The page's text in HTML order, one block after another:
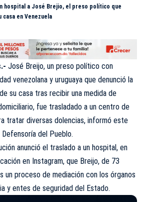
hospital a José Brejio, el preso político que
casa en Venezuela
José Breijo, un preso político con
venezolana y uruguaya que denunció la
de su casa tras recibir una medida de
fue trasladado a un centro de
tratar diversas dolencias, informó este
Defensoría del Pueblo.
anunció el traslado a un hospital, en
en Instagram, que Breijo, de 73
un proceso de mediación con los órganos
y entes de seguridad del Estado.